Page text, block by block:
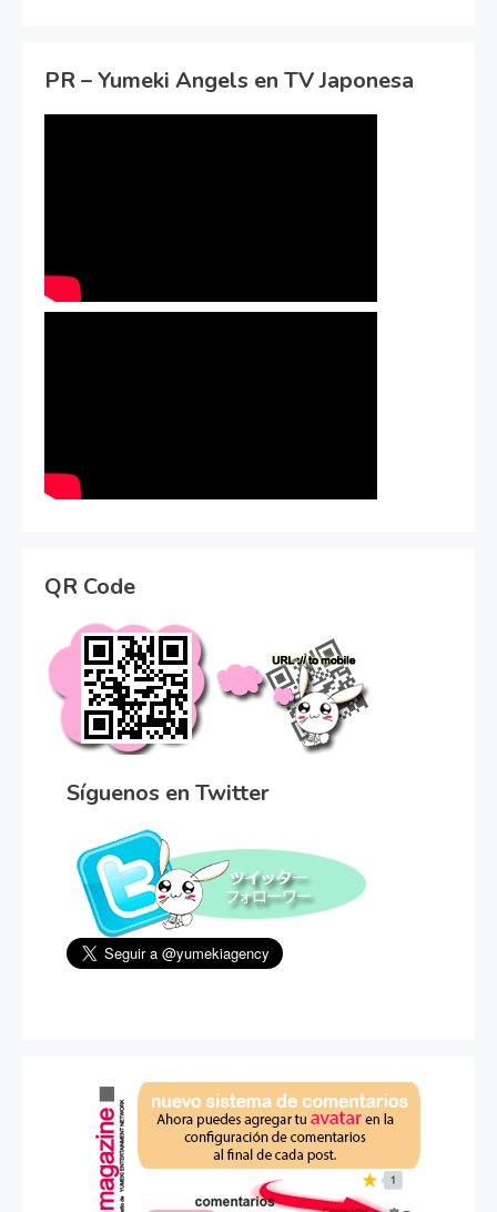
PR – Yumeki Angels en TV Japonesa
QR Code
Síguenos en Twitter